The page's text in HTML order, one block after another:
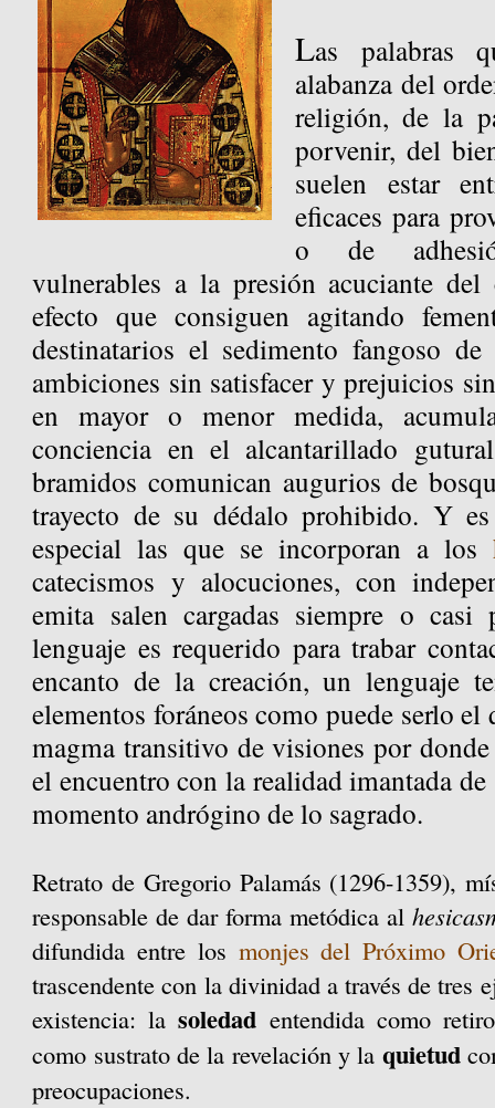
Las palabras
alabanza del
religión, de la
porvenir, del
suelen estar
eficaces para
o de
vulnerables a la presión acuciante
efecto que consiguen agitando
destinatarios el sedimento fangoso
ambiciones sin satisfacer y prejuicios
en mayor o menor medida,
conciencia en el alcantarillado
bramidos comunican augurios de
trayecto de su dédalo prohibido. Y
especial las que se incorporan a los
catecismos y alocuciones, con
emita salen cargadas siempre o
lenguaje es requerido para trabar
encanto de la creación, un lenguaje
elementos foráneos como puede serlo el
magma transitivo de visiones por
el encuentro con la realidad imantada
momento andrógino de lo sagrado.
Retrato de Gregorio Palamás (1296-1359),
responsable de dar forma metódica al
difundida entre los monjes del Próximo
trascendente con la divinidad a través de tres
existencia: lasoledad entendida como
como sustrato de la revelación y la quietud
preocupaciones.